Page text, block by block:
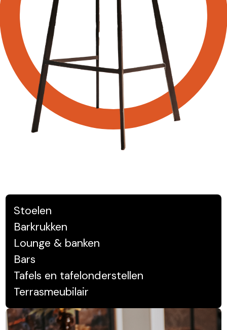
Stoelen
Barkrukken
Lounge & banken
Bars
Tafels en tafelonderstellen
Terrasmeubilair